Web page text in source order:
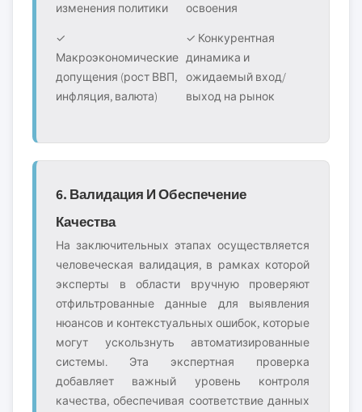
изменения политики
освоения
✓
Макроэкономические
допущения (рост ВВП,
инфляция, валюта)
✓ Конкурентная
динамика и
ожидаемый вход/
выход на рынок
6. Валидация И Обеспечение
Качества
На заключительных этапах осуществляется
человеческая валидация, в рамках которой
эксперты в области вручную проверяют
отфильтрованные данные для выявления
нюансов и контекстуальных ошибок, которые
могут ускользнуть автоматизированные
системы. Эта экспертная проверка
добавляет важный уровень контроля
качества, обеспечивая соответствие данных